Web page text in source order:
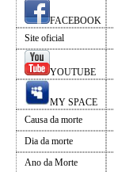
FACEBOOK
Site oficial
YOUTUBE
MY SPACE
Causa da morte
Dia da morte
Ano da Morte